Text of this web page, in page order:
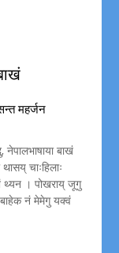
महर्जन
बाखं
चाःहिलाः
थ्यन । पोखराय् जूगु
नं मेमेगु यक्वं